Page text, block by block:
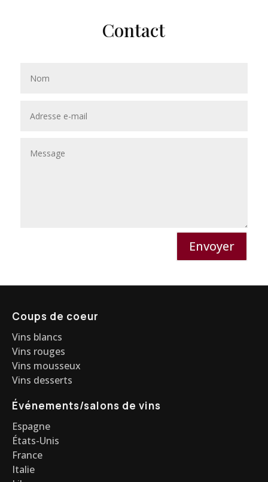
Contact
Envoyer
Coups de coeur
Vins blancs
Vins rouges
Vins mousseux
Vins desserts
Événements/salons de vins
Espagne
États-Unis
France
Italie